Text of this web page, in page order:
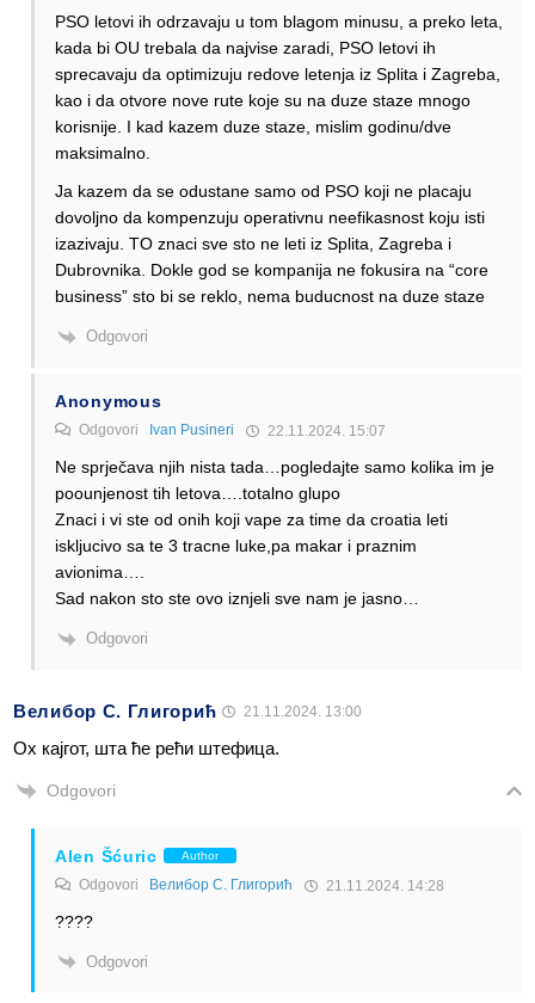
PSO letovi ih odrzavaju u tom blagom minusu, a preko leta,
kada bi OU trebala da najvise zaradi, PSO letovi ih
sprecavaju da optimizuju redove letenja iz Splita i Zagreba,
kao i da otvore nove rute koje su na duze staze mnogo
korisnije. I kad kazem duze staze, mislim godinu/dve
maksimalno.
Ja kazem da se odustane samo od PSO koji ne placaju
dovoljno da kompenzuju operativnu neefikasnost koju isti
izazivaju. TO znaci sve sto ne leti iz Splita, Zagreba i
Dubrovnika. Dokle god se kompanija ne fokusira na “core
business” sto bi se reklo, nema buducnost na duze staze
Odgovori
Anonymous
Odgovori Ivan Pusineri 22.11.2024. 15:07
Ne sprječava njih nista tada…pogledajte samo kolika im je
poounjenost tih letova….totalno glupo
Znaci i vi ste od onih koji vape za time da croatia leti
iskljucivo sa te 3 tracne luke,pa makar i praznim
avionima….
Sad nakon sto ste ovo iznjeli sve nam je jasno…
Odgovori
Велибор С. Глигорић 21.11.2024. 13:00
Ох кајгот, шта ће рећи штефица.
Odgovori
Alen Šćuric Author
Odgovori Велибор С. Глигорић 21.11.2024. 14:28
????
Odgovori